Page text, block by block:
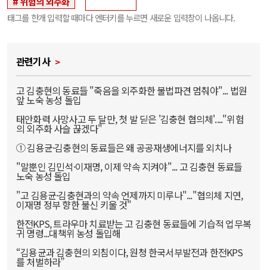
태그를 한개 입력할 때마다 엔터키를 누르면 새로운 입력창이 나옵니다.
관련기사
고 김충현의 동료들 "죽음을 외주화한 불법파견 멈춰야"... 법원
앞 노숙 농성 돌입
태안화력 사망사고 두 달만, 첫 발 딛은 '김충현 협의체'...."위험
의 외주화 사슬 끊겠다"
① 김용균·김충현의 동료들은 왜 공공재생에너지를 외치나
"말뿐인 김민석·이재명, 이제 약속 지켜야"... 고 김충현 동료들
노숙 농성 돌입
"고 김용균·김충현과의 약속 언제까지 미루나"..."협의체 지연,
이재명 정부 향한 불신 키울 것"
한전KPS, 트라우마 치료받는 고 김충현 동료들에 기습적 업무복
귀 명령...대책위 농성 돌입해
“김용균과 김충현의 외침이다, 원청 한국서부발전과 한전KPS
를 처벌하라”